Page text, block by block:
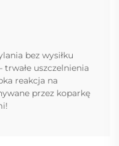
bez wysiłku
trwałe uszczelnienia
reakcja na
przez koparkę